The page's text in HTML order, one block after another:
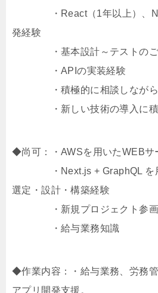
・React（1年以上）、
発経験
・基本設計～テストのご
・APIの実装経験
・積極的に相談しながら
・新しい技術の導入に積
◆尚可：・AWSを用いたWEBサ
・Next.js + GraphQL を用
選定・設計・構築経験
・新規プロジェクト参画
・給与業務知識
◆作業内容：・給与業務、労務
アプリ開発支援。